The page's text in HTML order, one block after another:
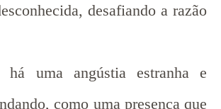
desafiando a razão
há uma angústia estranha e
como uma presença que